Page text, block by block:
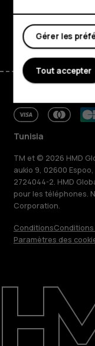
Réparer,
Responsable
Assistance
FacebookInstagram
Tunisia
TM et © 2026 HMD
aukio 9, 02600
2724044-2. HMD
pour les téléphones.
Corporation.
Conditions
Paramètres des
Gérer les
Tout accepter